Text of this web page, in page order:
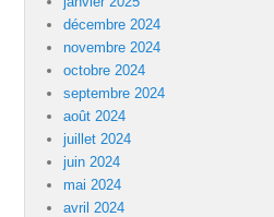
décembre 2024
novembre 2024
octobre 2024
septembre 2024
août 2024
juillet 2024
juin 2024
mai 2024
avril 2024